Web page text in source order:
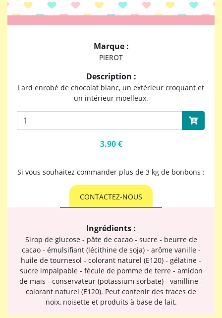
Marque :
PIEROT
Description :
Lard enrobé de chocolat blanc, un extérieur croquant et
un intérieur moelleux.
3.90 €
Si vous souhaitez commander plus de 3 kg de bonbons :
CONTACTEZ-NOUS
Ingrédients :
Sirop de glucose - pâte de cacao - sucre - beurre de
cacao - émulsifiant (lécithine de soja) - arôme vanille -
huile de tournesol - colorant naturel (E120) - gélatine -
sucre impalpable - fécule de pomme de terre - amidon
de maïs - conservateur (potassium sorbate) - vanilline -
colorant naturel (E120). Peut contenir des traces de
noix, noisette et produits à base de lait.